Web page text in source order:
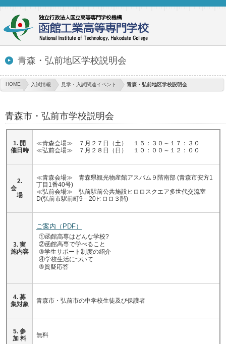
青森・弘前地区学校説明会
HOME 入試情報 見学・入試関連イベント 青森・弘前地区学校説明会
青森市・弘前市学校説明会
1. 開
催日時
≪青森会場≫ ７月２７日（土） １５：３０～１７：３０
≪弘前会場≫ ７月２８日（日） １０：００～１２：００
2.
会
場
≪青森会場≫ 青森県観光物産館アスパム９階南部 (青森市安方1
丁目1番40号)
≪弘前会場≫ 弘前駅前公共施設ヒロロスクエア多世代交流室
D(弘前市駅前町9－20ヒロロ３階)
3. 実
施内容
ご案内（PDF）
①函館高専はどんな学校?
②函館高専で学べること
③学生サポート制度の紹介
④学校生活について
⑤質疑応答
4. 募
集対象
青森市・弘前市の中学校生徒及び保護者
5. 参
加 料
無料